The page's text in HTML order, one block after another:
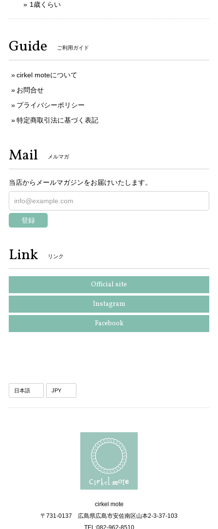
1歳くらい
Guide ご利用ガイド
cirkel moteについて
お問合せ
プライバシーポリシー
特定商取引法に基づく表記
Mail メルマガ
当店からメールマガジンをお届けいたします。
登録
Link リンク
Official site
Instagram
Facebook
cirkel mote
〒731-0137 広島県広島市安佐南区山本2-3-37-103